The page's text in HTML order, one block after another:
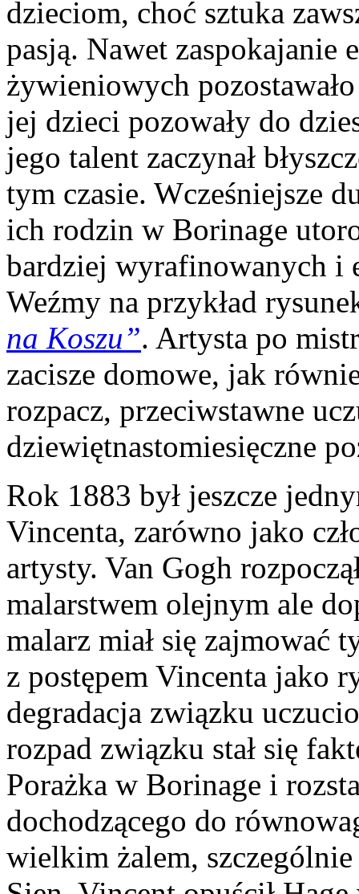
dzieciom, choć sztuka
pasją. Nawet zaspokajanie
żywieniowych
jej dzieci pozowały do
jego talent zaczynał
tym czasie. Wcześniejsze
ich rodzin w Borinage
bardziej wyrafinowanych i
Weźmy na przykład
na Koszu”. Artysta po
zacisze domowe, jak
rozpacz, przeciwstawne
dziewiętnastomiesięczne
Rok 1883 był jeszcze
Vincenta, zarówno jako
artysty. Van Gogh
malarstwem olejnym ale
malarz miał się zajmować
z postępem Vincenta jako
degradacja związku
rozpad związku stał się
Porażka w Borinage i
dochodzącego do
wielkim żalem,